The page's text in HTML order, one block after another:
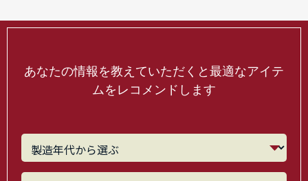
あなたの情報を教えていただくと最適なアイテ
ムをレコメンドします